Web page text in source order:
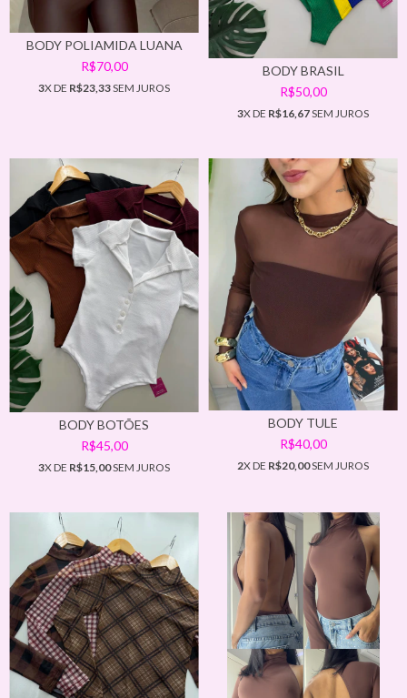
BODY POLIAMIDA LUANA
R$70,00
3X DE R$23,33SEM JUROS
BODY BRASIL
R$50,00
3X DE R$16,67SEM JUROS
BODY BOTÕES
R$45,00
3X DE R$15,00SEM JUROS
BODY TULE
R$40,00
2X DE R$20,00SEM JUROS